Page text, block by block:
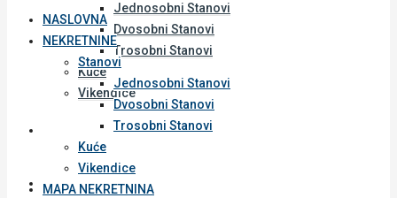
Jednosobni Stanovi
Dvosobni Stanovi
Trosobni Stanovi
Kuće
Vikendice
MAPA NEKRETNINA
AGENCIJE
NASLOVNA
NEKRETNINE
Stanovi
Jednosobni Stanovi
Dvosobni Stanovi
Trosobni Stanovi
Kuće
Vikendice
MAPA NEKRETNINA